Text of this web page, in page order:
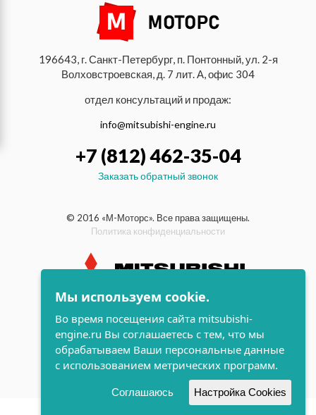
196643, г. Санкт-Петербург, п. Понтонный, ул. 2-я
Волховстроевская, д. 7 лит. А, офис 304
отдел консультаций и продаж:
info@mitsubishi-engine.ru
+7 (812) 462-35-04
Заказать обратный звонок
© 2016 «М-Моторс». Все права защищены.
Политика конфиденциальности
индустриальные и морские
дизельные двигатели Mitsubishi
разработка сайта
Мы используем cookie.
Во время посещения сайта mitsubishi-
engine.ru Вы соглашаетесь с тем, что мы
обрабатываем Ваши персональные данные
с использованием метрических программ.
Соглашаюсь Настройка Cookies